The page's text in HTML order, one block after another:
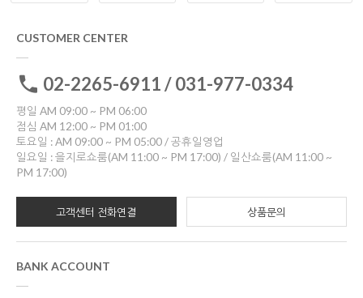
CUSTOMER CENTER
02-2265-6911 / 031-977-0334
평일 AM 09:00 ~ PM 06:00
점심 AM 12:00 ~ PM 01:00
토요일 : AM 09:00 ~ PM 05:00 / 공휴일영업
일요일 : 을지로쇼룸(AM 11:00 ~ PM 17:00) / 일산쇼룸(AM 11:00 ~
PM 17:00)
고객센터 전화연결 상품문의
BANK ACCOUNT